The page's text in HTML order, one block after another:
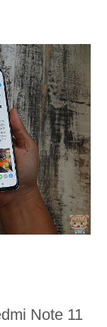
Note 11